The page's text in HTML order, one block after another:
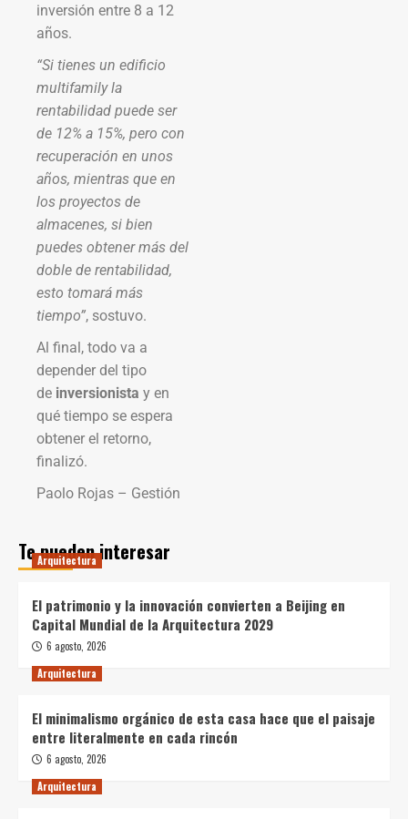
inversión entre 8 a 12
años.
“Si tienes un edificio
multifamily la
rentabilidad puede ser
de 12% a 15%, pero con
recuperación en unos
años, mientras que en
los proyectos de
almacenes, si bien
puedes obtener más del
doble de rentabilidad,
esto tomará más
tiempo”, sostuvo.
Al final, todo va a
depender del tipo
de inversionista y en
qué tiempo se espera
obtener el retorno,
finalizó.
Paolo Rojas – Gestión
Te pueden interesar
Arquitectura
El patrimonio y la innovación convierten a Beijing en
Capital Mundial de la Arquitectura 2029
6 agosto, 2026
Arquitectura
El minimalismo orgánico de esta casa hace que el paisaje
entre literalmente en cada rincón
6 agosto, 2026
Arquitectura